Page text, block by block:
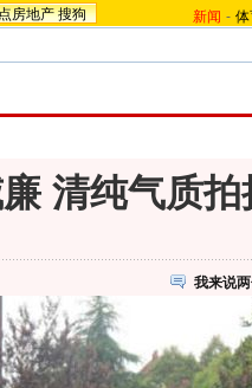
房地产 搜狗 新闻 -
清纯气质
我来说